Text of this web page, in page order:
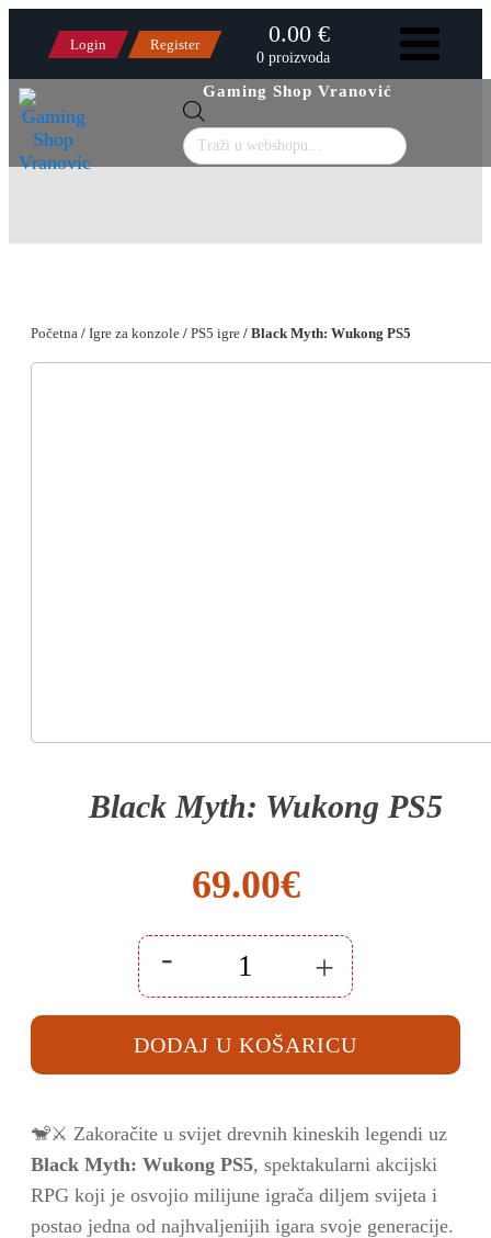
Login Register 0.00 €
0 proizvoda
Gaming Shop Vranović
search
Početna / Igre za konzole / PS5 igre / Black Myth: Wukong PS5
Black Myth: Wukong PS5
69.00€
-
Myth:
Wukong
količina
+
DODAJ U KOŠARICU
🐒⚔️ Zakoračite u svijet drevnih kineskih legendi uz
Black Myth: Wukong PS5, spektakularni akcijski
RPG koji je osvojio milijune igrača diljem svijeta i
postao jedna od najhvaljenijih igara svoje generacije.